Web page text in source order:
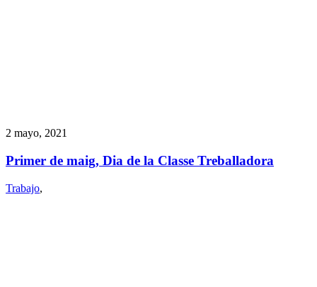
2 mayo, 2021
Primer de maig, Dia de la Classe Treballadora
Trabajo,